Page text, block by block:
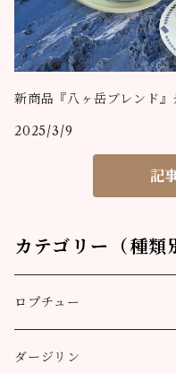
新商品『八ヶ岳ブレンド
2025/3/9
記
カテゴリー（種類
ロプチュー
缶（リーフ）
ダージリン